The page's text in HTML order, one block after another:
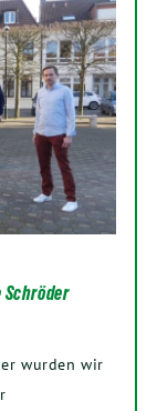
Schröder
wurden wir